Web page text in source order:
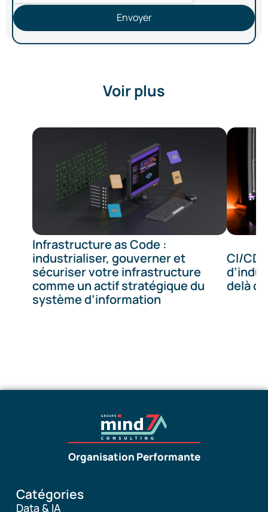
Envoyer
Voir plus
Infrastructure as Code :
industrialiser, gouverner et
sécuriser votre infrastructure
comme un actif stratégique du
système d’information
CI/CD
delà
Organisation Performante
Catégories
Data & IA